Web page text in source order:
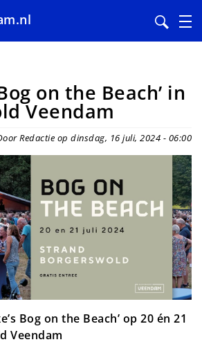
on the Beach’ in
Veendam
Redactie op dinsdag, 16 juli, 2024 - 06:00
Bog on the Beach’ op 20 én 21
Veendam